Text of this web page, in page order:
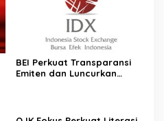
BEI Perkuat Transparansi
Emiten dan Luncurkan